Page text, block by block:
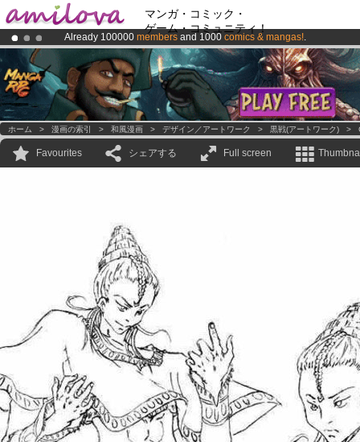
マンガ・コミック・
ゲーム・コミュニティ！
Already 100000 members and 1000 comics & mangas!.
Premium membership from3.95 eurosper month !Get membership
AmilovaKickstarter is now LIVE!.
ホーム > 漫画の索引 > 和風漫画 > デザイン／アートワーク > 黒戦(アートワーク) >
Favourites シェアする Full screen